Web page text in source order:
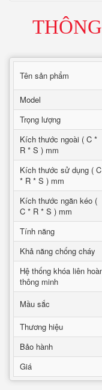
Tên sản phẩm
Model
Trọng lượng
Kích thước ngoài ( C *
R * S ) mm
Kích thước sử dụng ( C
* R * S ) mm
Kích thước ngăn kéo (
C * R * S ) mm
Tính năng
Khả năng chống cháy
Hệ thống khóa liên
thông minh
Mầu sắc
Thương hiệu
Bảo hành
Giá